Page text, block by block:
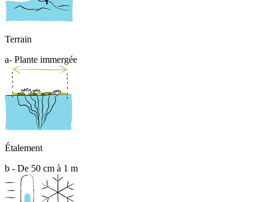
Terrain
a- Plante immergée
Étalement
b - De 50 cm à 1 m